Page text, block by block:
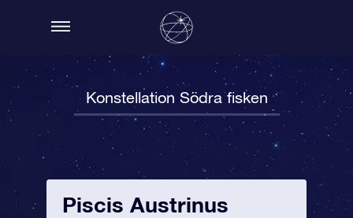
Konstellation Södra fisken
Piscis Austrinus